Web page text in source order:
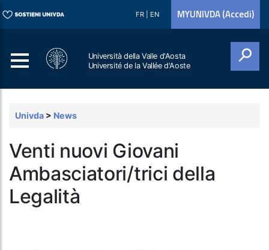
FR EN MYUNIVDA (Accedi)
Università della Valle d'Aosta
Université de la Vallée d'Aoste
Univda > News
Venti nuovi Giovani
Ambasciatori/trici della
Legalità